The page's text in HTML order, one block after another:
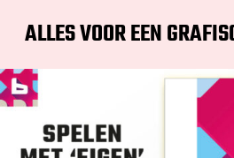
ALLES VOOR EEN